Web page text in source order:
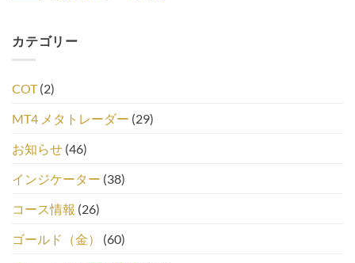
カテゴリー
COT(2)
MT4 メタトレーダー (29)
お知らせ (46)
インジケーター (38)
コース情報 (26)
ゴールド（金）
(60)